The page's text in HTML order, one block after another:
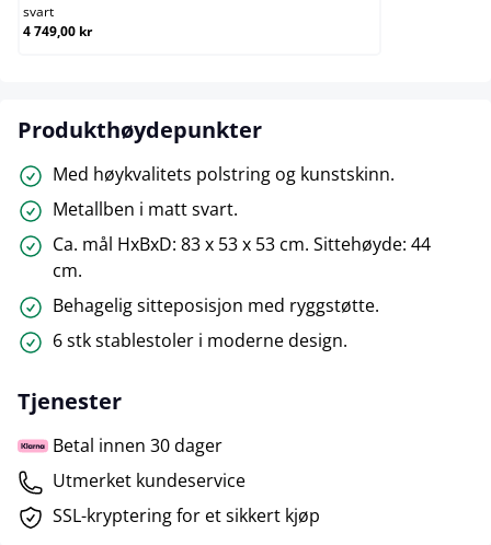
svart
4 749,00 kr
Produkthøydepunkter
Med høykvalitets polstring og kunstskinn.
Metallben i matt svart.
Ca. mål HxBxD: 83 x 53 x 53 cm. Sittehøyde: 44
cm.
Behagelig sitteposisjon med ryggstøtte.
6 stk stablestoler i moderne design.
Tjenester
Betal innen 30 dager
Utmerket kundeservice
SSL-kryptering for et sikkert kjøp